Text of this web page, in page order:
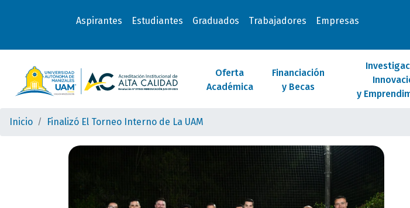
Aspirantes Estudiantes Graduados Trabajadores Empresas
Oferta
Académica
Financiación
y Becas
y
Inicio Finalizó El Torneo Interno de La UAM